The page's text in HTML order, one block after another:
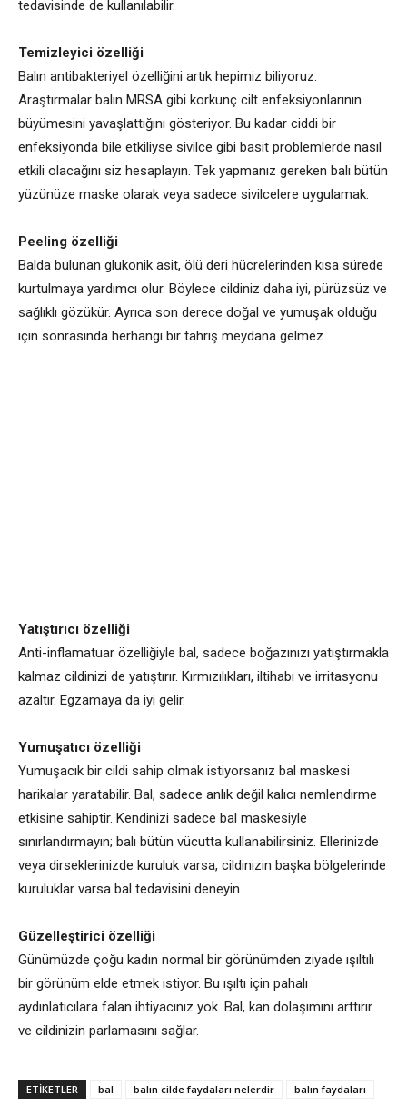
tedavisinde de kullanılabilir.
Temizleyici özelliği
Balın antibakteriyel özelliğini artık hepimiz biliyoruz.
Araştırmalar balın MRSA gibi korkunç cilt enfeksiyonlarının
büyümesini yavaşlattığını gösteriyor. Bu kadar ciddi bir
enfeksiyonda bile etkiliyse sivilce gibi basit problemlerde nasıl
etkili olacağını siz hesaplayın. Tek yapmanız gereken balı bütün
yüzünüze maske olarak veya sadece sivilcelere uygulamak.
Peeling özelliği
Balda bulunan glukonik asit, ölü deri hücrelerinden kısa sürede
kurtulmaya yardımcı olur. Böylece cildiniz daha iyi, pürüzsüz ve
sağlıklı gözükür. Ayrıca son derece doğal ve yumuşak olduğu
için sonrasında herhangi bir tahriş meydana gelmez.
Yatıştırıcı özelliği
Anti-inflamatuar özelliğiyle bal, sadece boğazınızı yatıştırmakla
kalmaz cildinizi de yatıştırır. Kırmızılıkları, iltihabı ve irritasyonu
azaltır. Egzamaya da iyi gelir.
Yumuşatıcı özelliği
Yumuşacık bir cildi sahip olmak istiyorsanız bal maskesi
harikalar yaratabilir. Bal, sadece anlık değil kalıcı nemlendirme
etkisine sahiptir. Kendinizi sadece bal maskesiyle
sınırlandırmayın; balı bütün vücutta kullanabilirsiniz. Ellerinizde
veya dirseklerinizde kuruluk varsa, cildinizin başka bölgelerinde
kuruluklar varsa bal tedavisini deneyin.
Güzelleştirici özelliği
Günümüzde çoğu kadın normal bir görünümden ziyade ışıltılı
bir görünüm elde etmek istiyor. Bu ışıltı için pahalı
aydınlatıcılara falan ihtiyacınız yok. Bal, kan dolaşımını arttırır
ve cildinizin parlamasını sağlar.
ETİKETLER bal balın cilde faydaları nelerdir balın faydaları